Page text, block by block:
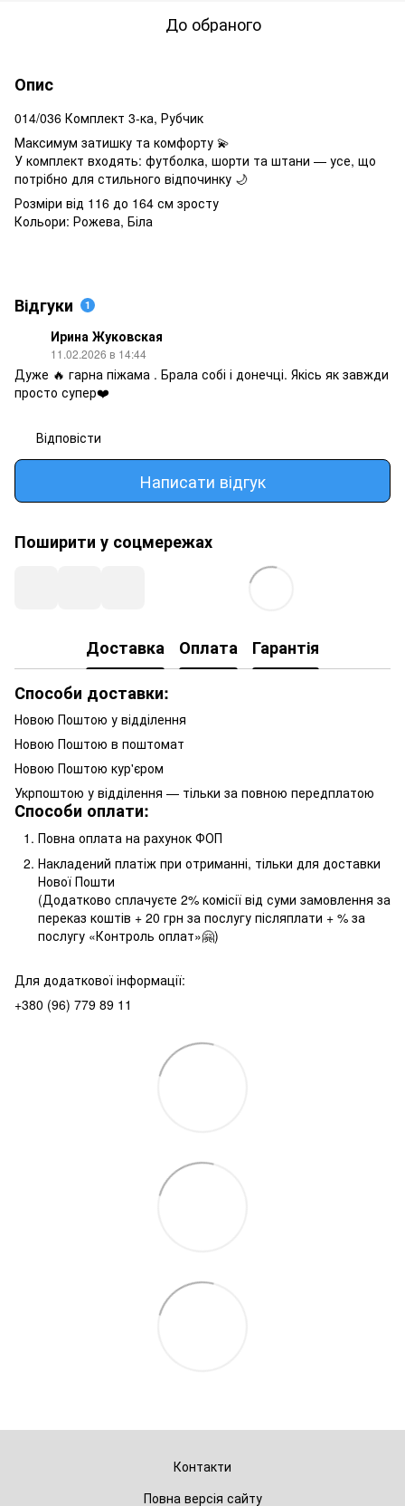
До обраного
Опис
014/036 Комплект 3-ка, Рубчик
Максимум затишку та комфорту 💫
У комплект входять: футболка, шорти та штани — усе, що
потрібно для стильного відпочинку 🌙
Розміри від 116 до 164 см зросту
Кольори: Рожева, Біла
Відгуки 1
Ирина Жуковская
11.02.2026 в 14:44
Дуже 🔥 гарна піжама . Брала собі і донечці. Якісь як завжди
просто супер❤️
Відповісти
Написати відгук
Поширити у соцмережах
Доставка Оплата
Гарантія
Способи доставки:
Новою Поштою у відділення
Новою Поштою в поштомат
Новою Поштою кур'єром
Укрпоштою у відділення — тільки за повною передплатою
Способи оплати:
Повна оплата на рахунок ФОП
Накладений платіж при отриманні, тільки для доставки
Нової Пошти
(Додатково сплачуєте 2% комісії від суми замовлення за
переказ коштів + 20 грн за послугу післяплати + % за
послугу «Контроль оплат»🤗)
Для додаткової інформації:
+380 (96) 779 89 11
Контакти
Повна версія сайту